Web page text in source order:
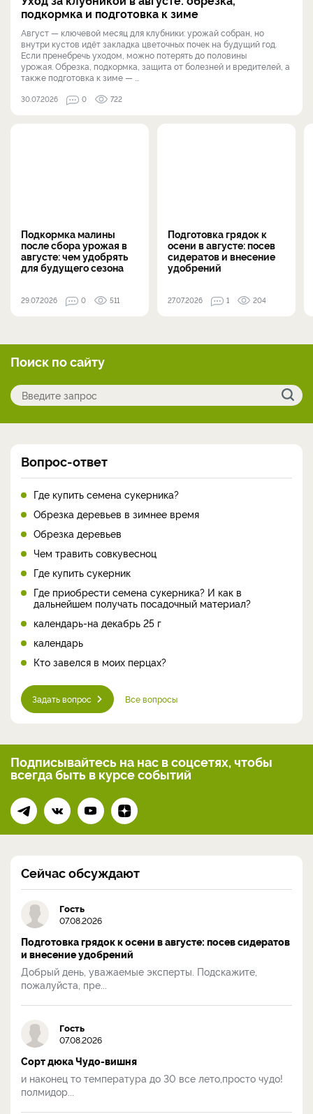
подкормка и подготовка к зиме
Август — ключевой месяц для клубники: урожай собран, но
внутри кустов идёт закладка цветочных почек на будущий год.
Если пренебречь уходом, можно потерять до половины
урожая. Обрезка, подкормка, защита от болезней и вредителей, а
также подготовка к зиме — ...
30.07.2026 0 722
Подкормка малины
после сбора урожая в
августе: чем удобрять
для будущего сезона
29.07.2026 0 511
Подготовка грядок к
осени в августе: посев
сидератов и внесение
удобрений
27.07.2026 1 204
Поиск по сайту
Вопрос-ответ
Где купить семена сукерника?
Обрезка деревьев в зимнее время
Обрезка деревьев
Чем травить совкувесноц
Где купить сукерник
Где приобрести семена сукерника? И как в
дальнейшем получать посадочный материал?
календарь-на декабрь 25 г
календарь
Кто завелся в моих перцах?
Задать вопрос Все вопросы
Подписывайтесь на нас в соцсетях, чтобы
всегдабыть в курсе событий
Сейчас обсуждают
Гость
07.08.2026
Подготовка грядок к осени в августе: посев сидератов
и внесение удобрений
Добрый день, уважаемые эксперты. Подскажите,
пожалуйста, пре...
Гость
07.08.2026
Сорт дюка Чудо-вишня
и наконец то температура до 30 все лето,просто чудо!
полмидор...